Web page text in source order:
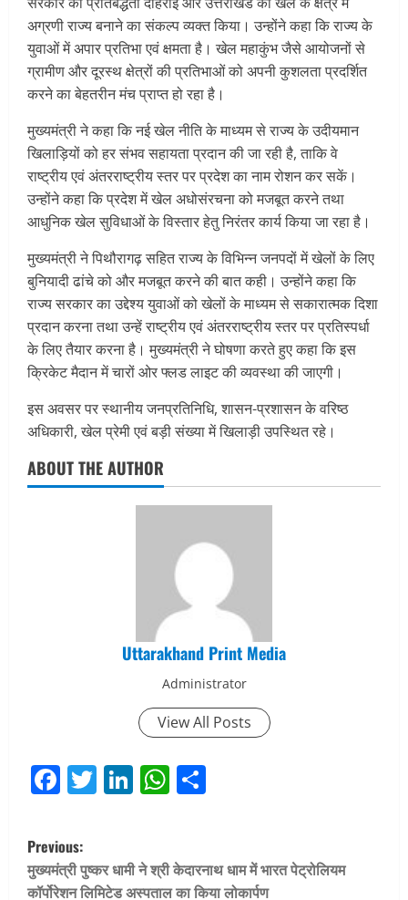
अग्रणी राज्य बनाने का संकल्प व्यक्त किया। उन्होंने कहा कि राज्य के
युवाओं में अपार प्रतिभा एवं क्षमता है। खेल महाकुंभ जैसे आयोजनों से
ग्रामीण और दूरस्थ क्षेत्रों की प्रतिभाओं को अपनी कुशलता प्रदर्शित
करने का बेहतरीन मंच प्राप्त हो रहा है।
मुख्यमंत्री ने कहा कि नई खेल नीति के माध्यम से राज्य के उदीयमान
खिलाड़ियों को हर संभव सहायता प्रदान की जा रही है, ताकि वे
राष्ट्रीय एवं अंतरराष्ट्रीय स्तर पर प्रदेश का नाम रोशन कर सकें।
उन्होंने कहा कि प्रदेश में खेल अधोसंरचना को मजबूत करने तथा
आधुनिक खेल सुविधाओं के विस्तार हेतु निरंतर कार्य किया जा रहा है।
मुख्यमंत्री ने पिथौरागढ़ सहित राज्य के विभिन्न जनपदों में खेलों के लिए
बुनियादी ढांचे को और मजबूत करने की बात कही। उन्होंने कहा कि
राज्य सरकार का उद्देश्य युवाओं को खेलों के माध्यम से सकारात्मक दिशा
प्रदान करना तथा उन्हें राष्ट्रीय एवं अंतरराष्ट्रीय स्तर पर प्रतिस्पर्धा
के लिए तैयार करना है। मुख्यमंत्री ने घोषणा करते हुए कहा कि इस
क्रिकेट मैदान में चारों ओर फ्लड लाइट की व्यवस्था की जाएगी।
इस अवसर पर स्थानीय जनप्रतिनिधि, शासन-प्रशासन के वरिष्ठ
अधिकारी, खेल प्रेमी एवं बड़ी संख्या में खिलाड़ी उपस्थित रहे।
ABOUT THE AUTHOR
Uttarakhand Print Media
Administrator
View All Posts
Facebook
Twitter
LinkedIn
WhatsApp
P
o
Previous:
मुख्यमंत्री पुष्कर धामी ने श्री केदारनाथ धाम में भारत पेट्रोलियम
कॉर्पोरेशन लिमिटेड अस्पताल का किया लोकार्पण